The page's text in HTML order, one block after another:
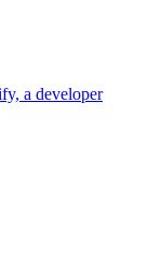
a developer